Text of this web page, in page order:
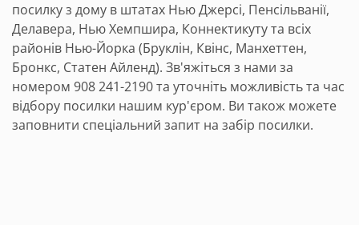
посилку з дому в штатах Нью Джерсі, Пенсільванії,
Делавера, Нью Хемпшира, Коннектикуту та всіх
районів Нью-Йорка (Бруклін, Квінс, Манхеттен,
Бронкс, Статен Айленд). Зв'яжіться з нами за
номером 908 241-2190 та уточніть можливість та час
відбору посилки нашим кур'єром. Ви також можете
заповнити спеціальний запит на забір посилки.